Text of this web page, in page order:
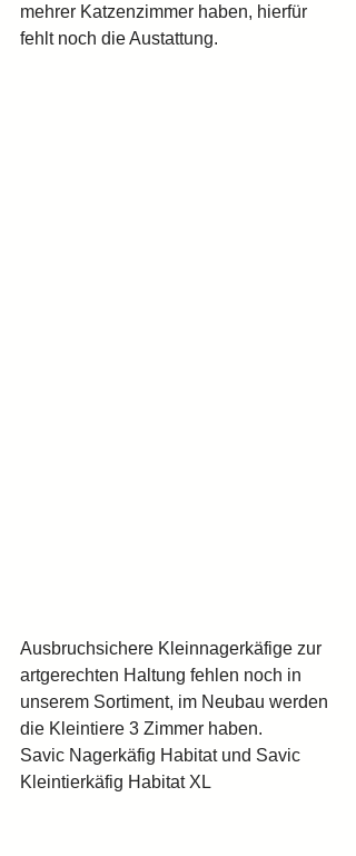
mehrer Katzenzimmer haben, hierfür
fehlt noch die Austattung.
Ausbruchsichere Kleinnagerkäfige zur
artgerechten Haltung fehlen noch in
unserem Sortiment, im Neubau werden
die Kleintiere 3 Zimmer haben.
Savic Nagerkäfig Habitat und Savic
Kleintierkäfig Habitat XL